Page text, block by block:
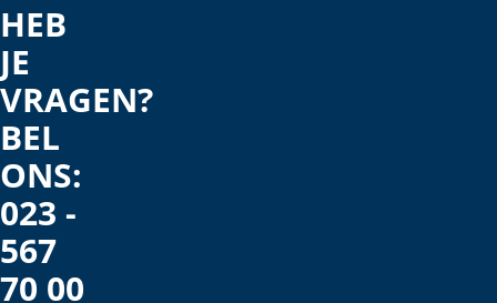
HEB
JE
VRAGEN?
BEL
ONS:
023 -
567
70 00